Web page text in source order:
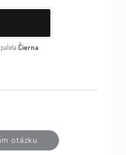
paleta Čierna
otázku